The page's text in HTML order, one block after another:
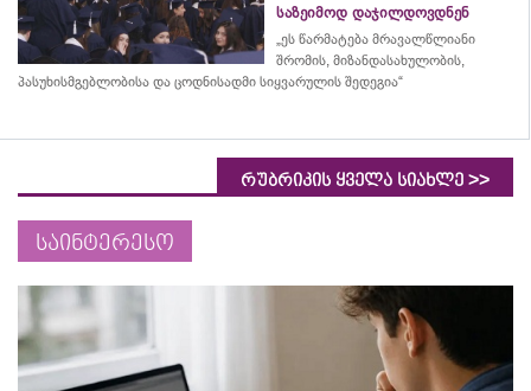
საზეიმოდ დაჯილდოვდნენ
„ეს წარმატება მრავალწლიანი
შრომის, მიზანდასახულობის,
პასუხისმგებლობისა და ცოდნისადმი სიყვარულის შედეგია“
რუბრიკის ყველა სიახლე >>
საინტერესო